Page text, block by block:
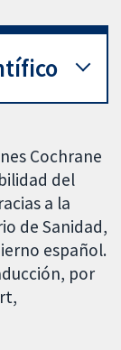
Cochrane
del
a la
de Sanidad,
español.
por